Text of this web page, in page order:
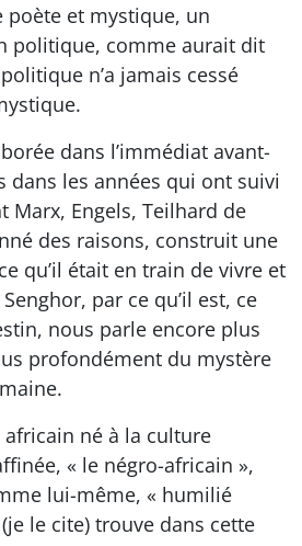
poète et mystique, un
politique, comme aurait dit
n’a jamais cessé
dans l’immédiat avant-
dans les années qui ont suivi
Marx, Engels, Teilhard de
des raisons, construit une
qu’il était en train de vivre et
par ce qu’il est, ce
nous parle encore plus
profondément du mystère
africain né à la culture
« le négro-africain »,
lui-même, « humilié
le cite) trouve dans cette